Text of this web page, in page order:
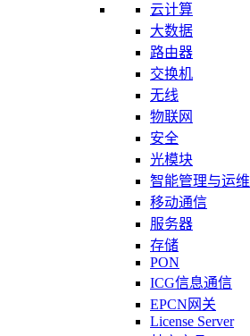
云计算
大数据
路由器
交换机
无线
物联网
安全
光模块
智能管理与运维
移动通信
服务器
存储
PON
ICG信息通信
EPCN网关
License Server